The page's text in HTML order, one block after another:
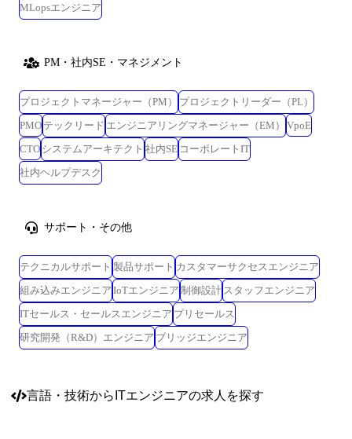
MLopsエンジニア
PM・社内SE・マネジメント
プロジェクトマネージャー（PM）
プロジェクトリーダー（PL）
PMO テックリード エンジニアリングマネージャー（EM）
VpoE
CTO システムアーキテクト 社内SE コーポレートIT
社内ヘルプデスク
サポート・その他
テクニカルサポート 製品サポート カスタマーサクセスエンジニア
組み込みエンジニア IoTエンジニア 制御設計 スタッフエンジニア
ITセールス・セールスエンジニア プリセールス
研究開発（R&D）エンジニア ブリッジエンジニア
言語・技術からITエンジニアの求人を探す